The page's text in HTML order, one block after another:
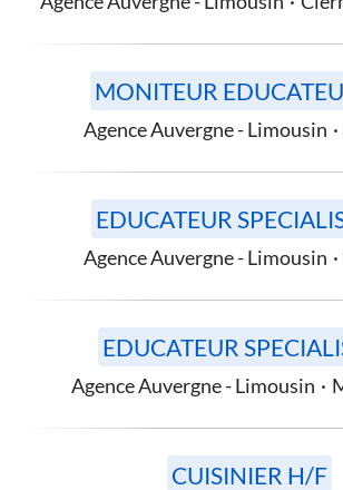
MONITEUR
Agence Auvergne - Limousin ·
EDUCATEUR
Agence Auvergne - Limousin ·
EDUCATEUR
Agence Auvergne - Limousin ·
CUISINIER H/F